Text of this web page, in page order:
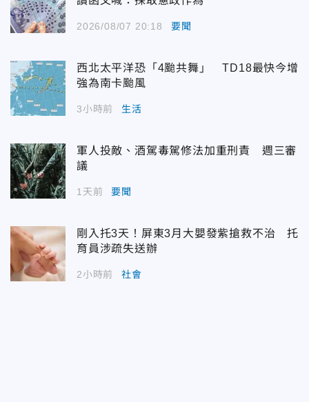
2026/08/07 20:18 要聞
西北太平洋恐「4颱共舞」 TD18最快今增
強為南卡颱風
3小時前 生活
軍人投敵、酒駕毒駕修法加重刑責 週三審
議
1天前 要聞
剛入托3天！屏東3月大嬰發紫搶救不治 托
育員涉疏失送辦
2小時前 社會